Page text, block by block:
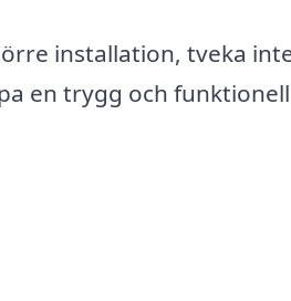
installation, tveka
en trygg och funktionell